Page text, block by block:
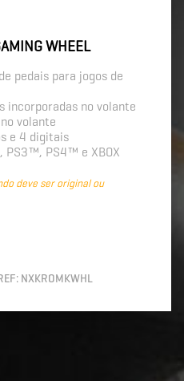
WHEEL
pedais para jogos de
incorporadas no volante
volante
e 4 digitais
PS3™, PS4™ e XBOX
deve ser original ou
NXKROMKWHL